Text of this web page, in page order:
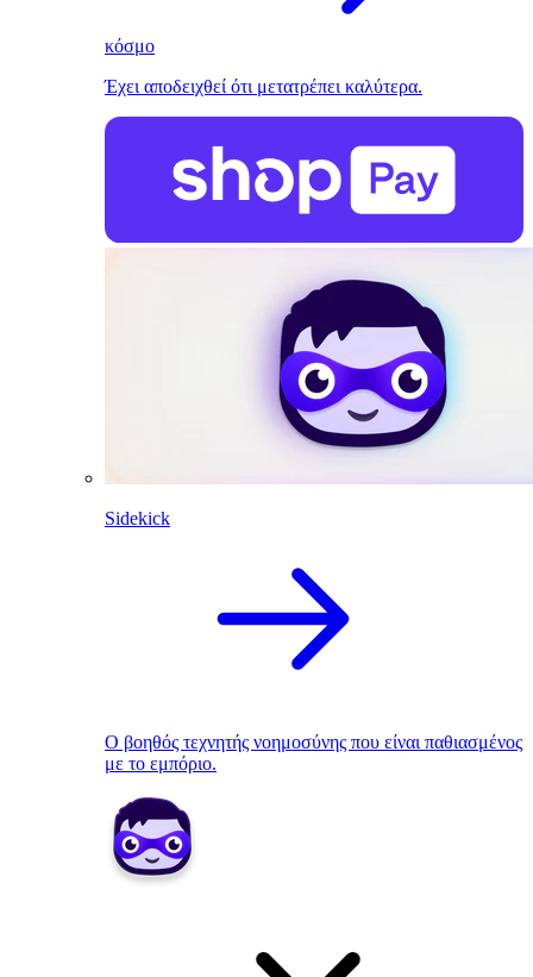
κόσμο
Έχει αποδειχθεί ότι μετατρέπει καλύτερα.
Sidekick
Ο βοηθός τεχνητής νοημοσύνης που είναι παθιασμένος
με το εμπόριο.